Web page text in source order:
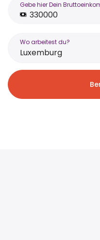
Gebe hier Dein
Wo arbeitest du?
Luxemburg